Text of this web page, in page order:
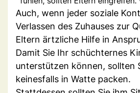
Auch, wenn jeder soziale
Verlassen des Zuhauses zur
Eltern ärtzliche Hilfe in
Damit Sie Ihr schüchternes
unterstützen können, sollten
keinesfalls in Watte packen.